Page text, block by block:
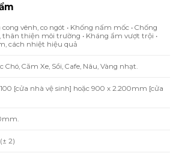
cong vênh, co ngót • Khống nấm mốc • Chống
thân thiện môi trường • Kháng ẩm vượt trội •
cách nhiệt hiệu quả
Chó, Căm Xe, Sồi, Cafe, Nâu, Vàng nhạt.
[cửa nhà vệ sinh] hoặc 900 x 2.200mm [cửa
2)